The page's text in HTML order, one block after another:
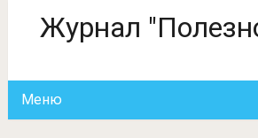
Журнал
Меню